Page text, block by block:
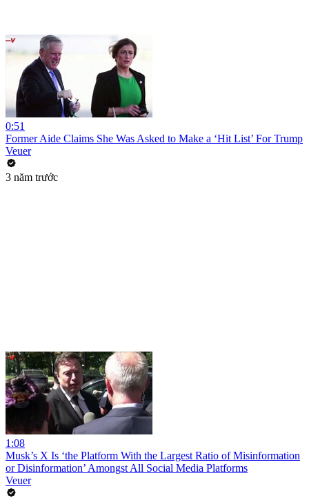
0:51
Former Aide Claims She Was Asked to Make a ‘Hit List’ For Trump
Veuer
3 năm trước
1:08
Musk’s X Is ‘the Platform With the Largest Ratio of Misinformation
or Disinformation’ Amongst All Social Media Platforms
Veuer